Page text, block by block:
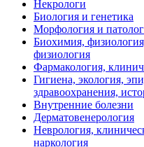
Некрологи
Биология и генетика
Морфология и
Биохимия,
физиология
Фармакология,
Гигиена, экология,
здравоохранения,
Внутренние болезни
Дерматовенерология
Неврология,
наркология